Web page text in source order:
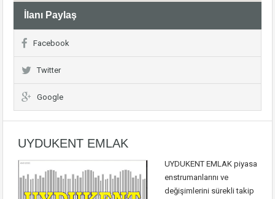
İlanı Paylaş
Facebook
Twitter
Google
UYDUKENT EMLAK
UYDUKENT EMLAK piyasa
enstrumanlarını ve
değişimlerini sürekli takip